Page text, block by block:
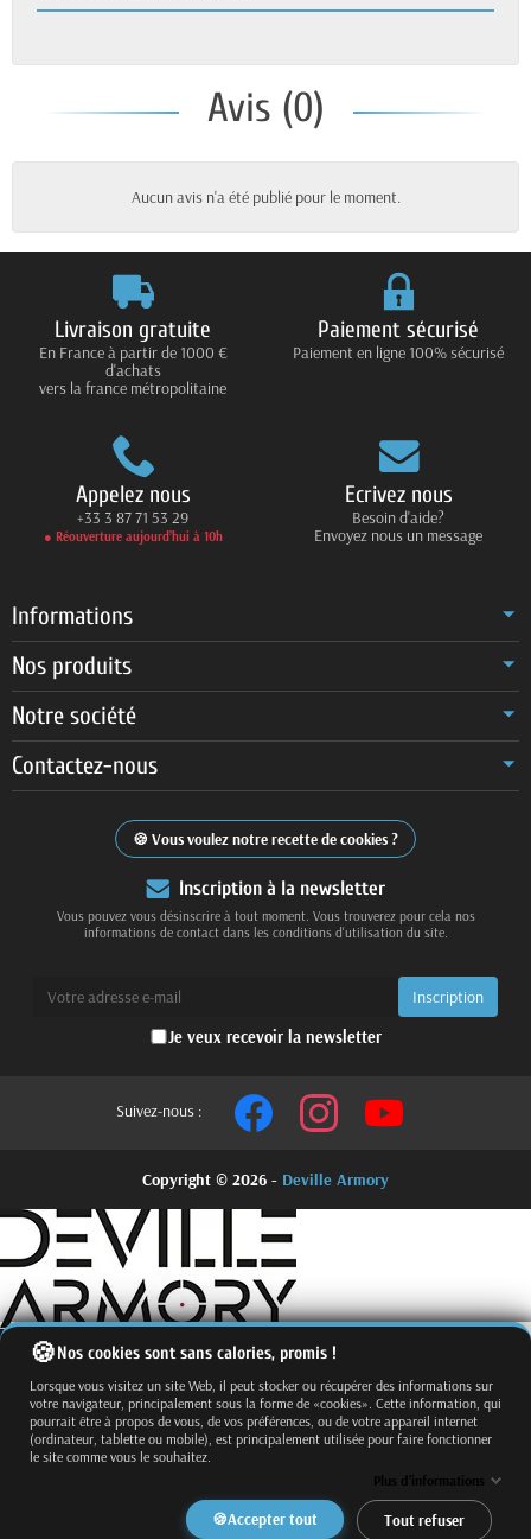
Avis (0)
Aucun avis n'a été publié pour le moment.
Livraison gratuite
En France à partir de 1000 €
d'achats
vers la france métropolitaine
Paiement sécurisé
Paiement en ligne 100% sécurisé
Appelez nous
+33 3 87 71 53 29
● Réouverture aujourd’hui à 10h
Ecrivez nous
Besoin d'aide?
Envoyez nous un message
Informations
Nos produits
Notre société
Contactez-nous
Vous voulez notre recette de cookies ?
Inscription à la newsletter
Vous pouvez vous désinscrire à tout moment. Vous trouverez pour cela nos
informations de contact dans les conditions d'utilisation du site.
Je veux recevoir la newsletter
Suivez-nous :
Copyright © 2026 - Deville Armory
Nos cookies sont sans calories, promis !
Lorsque vous visitez un site Web, il peut stocker ou récupérer des informations sur
votre navigateur, principalement sous la forme de «cookies». Cette information, qui
pourrait être à propos de vous, de vos préférences, ou de votre appareil internet
(ordinateur, tablette ou mobile), est principalement utilisée pour faire fonctionner
le site comme vous le souhaitez.
Plus d'informations
Accepter tout Tout refuser
Fermer